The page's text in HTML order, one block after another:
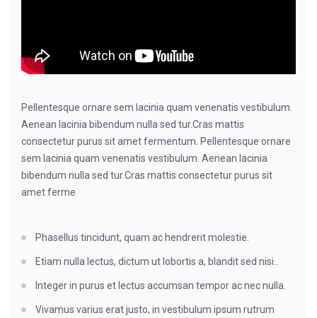
Pellentesque ornare sem lacinia quam venenatis vestibulum.
Aenean lacinia bibendum nulla sed tur.Cras mattis
consectetur purus sit amet fermentum. Pellentesque ornare
sem lacinia quam venenatis vestibulum. Aenean lacinia
bibendum nulla sed tur.Cras mattis consectetur purus sit
amet ferme
Phasellus tincidunt, quam ac hendrerit molestie.
Etiam nulla lectus, dictum ut lobortis a, blandit sed nisi..
Integer in purus et lectus accumsan tempor ac nec nulla.
Vivamus varius erat justo, in vestibulum ipsum rutrum